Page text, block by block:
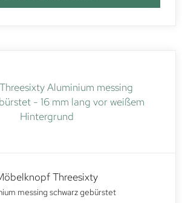
Threesixty
messing schwarz gebürstet